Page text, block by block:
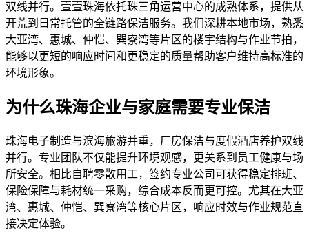
双线并行。壹壹珠海依托珠三角运营中心的成熟体系，提供从
开荒到日常托管的全链路保洁服务。我们深耕本地市场，熟悉
大亚湾、惠城、仲恺、巽寮湾等片区的楼宇结构与作业节拍，
能够以更短的响应时间和更稳定的质量帮助客户维持高标准的
环境形象。
为什么珠海企业与家庭需要专业保洁
珠海电子制造与滨海旅游并重，厂房保洁与度假酒店养护双线
并行。专业团队不仅能提升环境观感，更关系到员工健康与场
所安全。相比自聘零散用工，签约专业公司可获得稳定排班、
保险保障与耗材统一采购，综合成本反而更可控。尤其在大亚
湾、惠城、仲恺、巽寮湾等核心片区，响应时效与作业规范直
接决定体验。